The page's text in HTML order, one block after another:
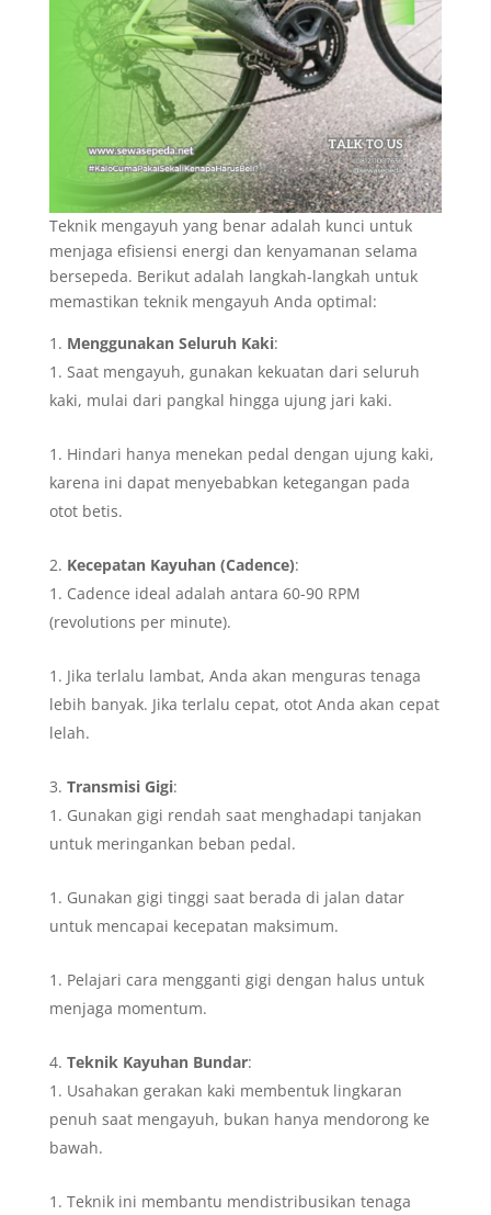
Teknik mengayuh yang benar adalah kunci untuk
menjaga efisiensi energi dan kenyamanan selama
bersepeda. Berikut adalah langkah-langkah untuk
memastikan teknik mengayuh Anda optimal:
Menggunakan Seluruh Kaki:
Saat mengayuh, gunakan kekuatan dari seluruh
kaki, mulai dari pangkal hingga ujung jari kaki.
Hindari hanya menekan pedal dengan ujung kaki,
karena ini dapat menyebabkan ketegangan pada
otot betis.
Kecepatan Kayuhan (Cadence):
Cadence ideal adalah antara 60-90 RPM
(revolutions per minute).
Jika terlalu lambat, Anda akan menguras tenaga
lebih banyak. Jika terlalu cepat, otot Anda akan cepat
lelah.
Transmisi Gigi:
Gunakan gigi rendah saat menghadapi tanjakan
untuk meringankan beban pedal.
Gunakan gigi tinggi saat berada di jalan datar
untuk mencapai kecepatan maksimum.
Pelajari cara mengganti gigi dengan halus untuk
menjaga momentum.
Teknik Kayuhan Bundar:
Usahakan gerakan kaki membentuk lingkaran
penuh saat mengayuh, bukan hanya mendorong ke
bawah.
Teknik ini membantu mendistribusikan tenaga